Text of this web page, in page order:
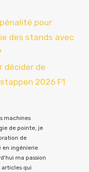
pour
des stands avec
décider de
2026 F1
machines
de pointe, je
de
en ingénierie
ma passion
articles qui